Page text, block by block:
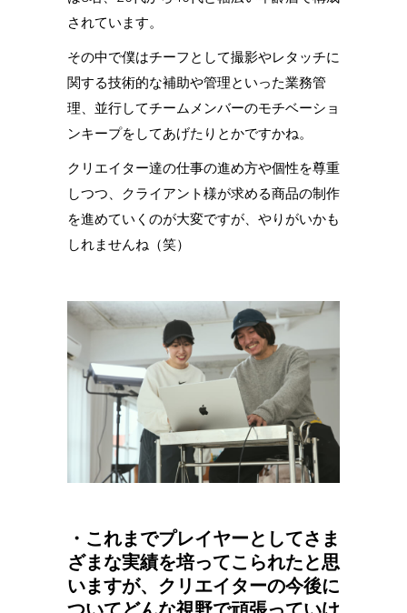
されています。
その中で僕はチーフとして撮影やレタッチに
関する技術的な補助や管理といった業務管
理、並行してチームメンバーのモチベーショ
ンキープをしてあげたりとかですかね。
クリエイター達の仕事の進め方や個性を尊重
しつつ、クライアント様が求める商品の制作
を進めていくのが大変ですが、やりがいかも
しれませんね（笑）
・これまでプレイヤーとしてさま
ざまな実績を培ってこられたと思
いますが、クリエイターの今後に